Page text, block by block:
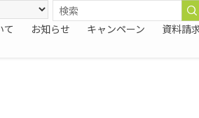
て お知らせ キャンペーン 資料請